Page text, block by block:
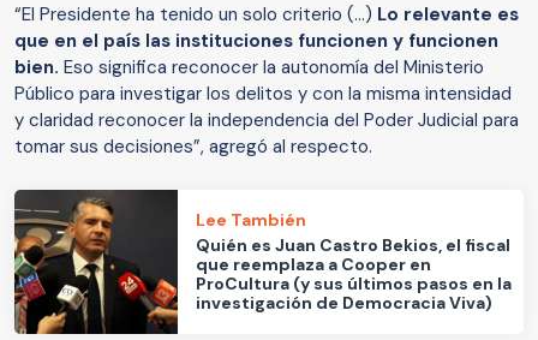
“El Presidente ha tenido un solo criterio (...) Lo relevante es
que en el país las instituciones funcionen y funcionen
bien. Eso significa reconocer la autonomía del Ministerio
Público para investigar los delitos y con la misma intensidad
y claridad reconocer la independencia del Poder Judicial para
tomar sus decisiones”, agregó al respecto.
Lee También
Quién es Juan Castro Bekios, el fiscal
que reemplaza a Cooper en
ProCultura (y sus últimos pasos en la
investigación de Democracia Viva)